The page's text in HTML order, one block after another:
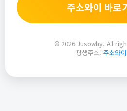
주소와이 바로
© 2026 Jusowhy. All
평생주소: 주소와